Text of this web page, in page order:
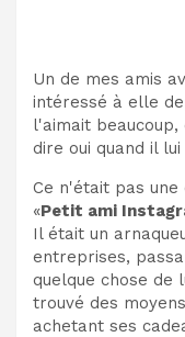
Un de mes amis
intéressé à elle
l'aimait
dire oui quand il
Ce n'était pas
«Petit ami
Il était un
entreprises,
quelque chose de
trouvé des
achetant ses